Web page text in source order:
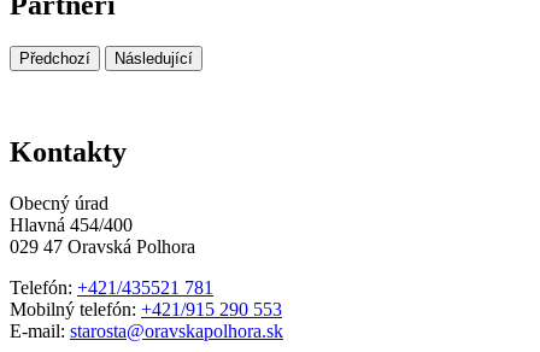
Předchozí Následující
Kontakty
Obecný úrad
Hlavná 454/400
029 47 Oravská Polhora
Telefón: +421/435521 781
Mobilný telefón: +421/915 290 553
E-mail: starosta@oravskapolhora.sk